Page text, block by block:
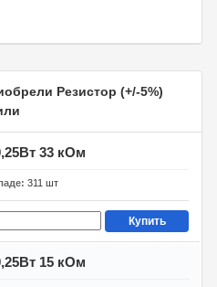
Резистор (+/-5%)
33 кОм
311 шт
Купить
15 кОм